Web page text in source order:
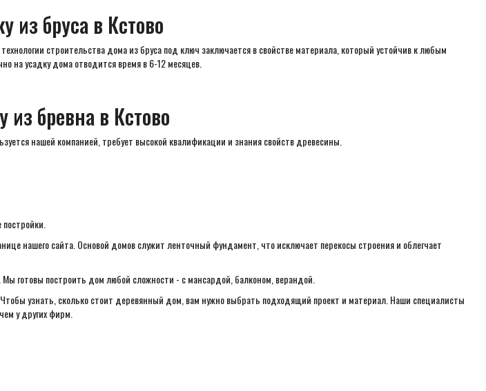
из бруса в Кстово
строительства дома из бруса под ключ заключается в свойстве материала, который устойчив к любым
на усадку дома отводится время в 6-12 месяцев.
бревна в Кстово
нашей компанией, требует высокой квалификации и знания свойств древесины.
нашего сайта. Основой домов служит ленточный фундамент, что исключает перекосы строения и облегчает
готовы построить дом любой сложности - с мансардой, балконом, верандой.
узнать, сколько стоит деревянный дом, вам нужно выбрать подходящий проект и материал. Наши специалисты
у других фирм.